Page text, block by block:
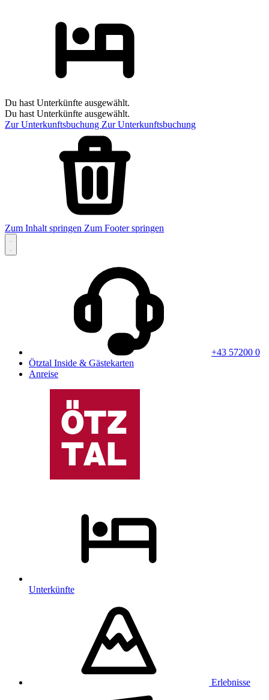
Du hast Unterkünfte ausgewählt.
Du hast Unterkünfte ausgewählt.
Zur Unterkunftsbuchung Zur Unterkunftsbuchung
Zum Inhalt springen Zum Footer springen
+43 57200 0
Ötztal Inside & Gästekarten
Anreise
Unterkünfte
Erlebnisse